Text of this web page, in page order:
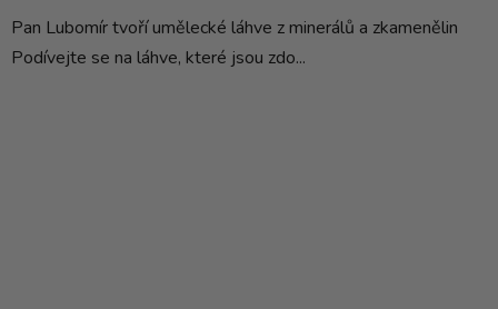
Pan Lubomír tvoří umělecké láhve z minerálů a zkamenělin
Podívejte se na láhve, které jsou zdo...